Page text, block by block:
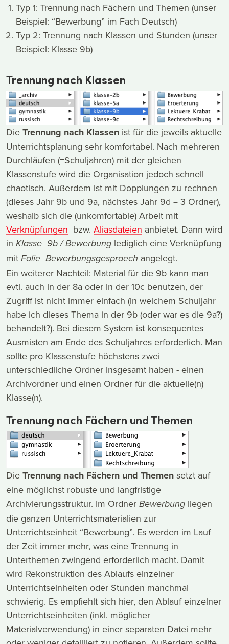
Typ 1: Trennung nach Fächern und Themen (unser
Beispiel: “Bewerbung” im Fach Deutsch)
Typ 2: Trennung nach Klassen und Stunden (unser
Beispiel: Klasse 9b)
Trennung nach Klassen
Die Trennung nach Klassen ist für die jeweils aktuelle
Unterrichtsplanung sehr komfortabel. Nach mehreren
Durchläufen (=Schuljahren) mit der gleichen
Klassenstufe wird die Organisation jedoch schnell
chaotisch. Außerdem ist mit Dopplungen zu rechnen
(dieses Jahr 9b und 9a, nächstes Jahr 9d = 3 Ordner),
weshalb sich die (unkomfortable) Arbeit mit
Verknüpfungen bzw. Aliasdateien anbietet. Dann wird
in Klasse_9b / Bewerbung lediglich eine Verknüpfung
mit Folie_Bewerbungsgespraech angelegt.
Ein weiterer Nachteil: Material für die 9b kann man
evtl. auch in der 8a oder in der 10c benutzen, der
Zugriff ist nicht immer einfach (in welchem Schuljahr
habe ich dieses Thema in der 9b (oder war es die 9a?)
behandelt?). Bei diesem System ist konsequentes
Ausmisten am Ende des Schuljahres erforderlich. Man
sollte pro Klassenstufe höchstens zwei
unterschiedliche Ordner insgesamt haben - einen
Archivordner und einen Ordner für die aktuelle(n)
Klasse(n).
Trennung nach Fächern und Themen
Die Trennung nach Fächern und Themen setzt auf
eine möglichst robuste und langfristige
Archivierungsstruktur. Im Ordner Bewerbung liegen
die ganzen Unterrichtsmaterialien zur
Unterrichtseinheit “Bewerbung”. Es werden im Lauf
der Zeit immer mehr, was eine Trennung in
Unterthemen zwingend erforderlich macht. Damit
wird Rekonstruktion des Ablaufs einzelner
Unterrichtseinheiten oder Stunden manchmal
schwierig. Es empfiehlt sich hier, den Ablauf einzelner
Unterrichtseinheiten (inkl. möglicher
Materialverwendung) in einer separaten Datei mehr